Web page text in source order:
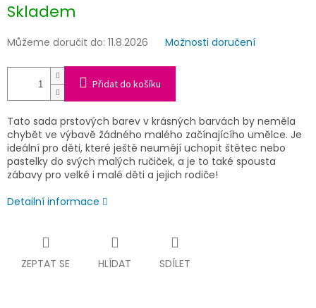
cena:
Skladem
Můžeme doručit do: 11.8.2026 Možnosti doručení
Přidat do košíku
Tato sada prstových barev v krásných barvách by neměla
chybět ve výbavě žádného malého začínajícího umělce. Je
ideální pro děti, které ještě neumějí uchopit štětec nebo
pastelky do svých malých ručiček, a je to také spousta
zábavy pro velké i malé děti a jejich rodiče!
Detailní informace
ZEPTAT SE HLÍDAT SDÍLET